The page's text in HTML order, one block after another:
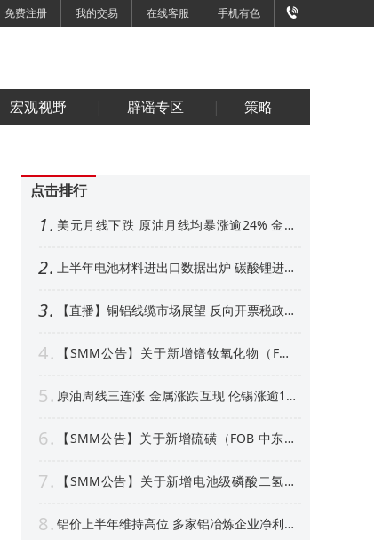
免费注册 我的交易 在线客服 手机有色
宏观视野 辟谣专区 策略
点击排行
1
美元月线下跌 原油月线均暴涨逾24% 金属
2 上半年电池材料进出口数据出炉 碳酸锂进口
3
【直播】铜铝线缆市场展望 反向开票税政形
4
【SMM公告】关于新增镨钕氧化物（FOB
5
原油周线三连涨 金属涨跌互现 伦锡涨逾1%
6
【SMM公告】关于新增硫磺（FOB 中东）
7
【SMM公告】关于新增电池级磷酸二氢锂
8 铝价上半年维持高位 多家铝冶炼企业净利预